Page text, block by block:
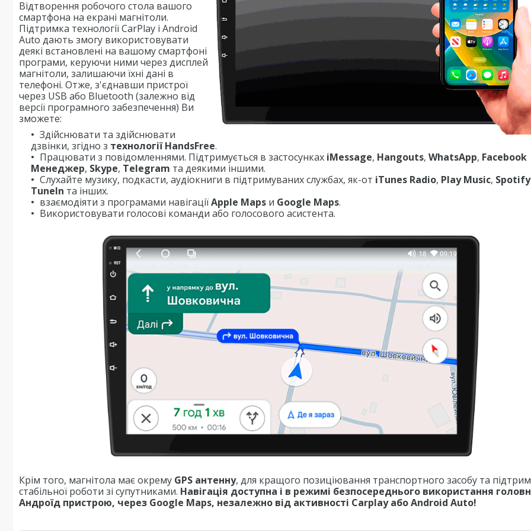
Відтворення робочого стола вашого
смартфона на екрані магнітоли.
Підтримка технології CarPlay і Android
Auto дають змогу використовувати
деякі встановлені на вашому смартфоні
програми, керуючи ними через дисплей
магнітоли, залишаючи їхні дані в
телефоні. Отже, з'єднавши пристрої
через USB або Bluetooth (залежно від
версії програмного забезпечення) Ви
зможете:
Здійснювати та здійснювати
дзвінки, згідно з технології HandsFree.
Працювати з повідомленнями. Підтримується в застосунках iMessage, Hangouts, WhatsApp, Facebook
Менеджер, Skype, Telegram та деякими іншими.
Слухайте музику, подкасти, аудіокниги в підтримуваних службах, як-от iTunes Radio, Play Music, Spotify
TuneIn та інших.
взаємодіяти з програмами навігаціїApple Maps и Google Maps.
Використовувати голосові команди або голосового асистента.
Крім того, магнітола має окрему GPS антенну, для кращого позиціювання транспортного засобу та
стабільної роботи зі супутниками. Навігація доступна і в режимі безпосереднього використання
Андроїд пристрою, через Google Maps, незалежно від активності Carplay або Android Auto!